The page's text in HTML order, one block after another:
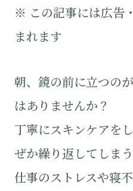
※ この記事には広告
まれます
朝、鏡の前に立つの
はありませんか？
丁寧にスキンケアを
ぜか繰り返してしま
仕事のストレスや寝